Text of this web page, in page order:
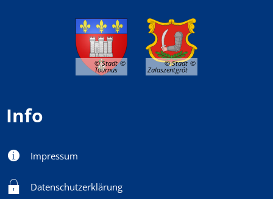
© Stadt
Tournus
© Stadt
Zalaszentgrót
Info
Impressum
Datenschutzerklärung